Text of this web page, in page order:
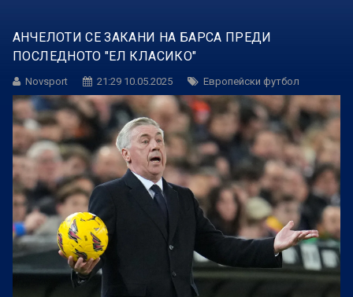
АНЧЕЛОТИ СЕ ЗАКАНИ НА БАРСА ПРЕДИ
ПОСЛЕДНОТО "ЕЛ КЛАСИКО"
Novsport 21:29 10.05.2025 Европейски футбол